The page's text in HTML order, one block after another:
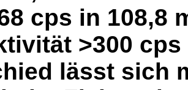
cps in 108,8
>300
lässt sich